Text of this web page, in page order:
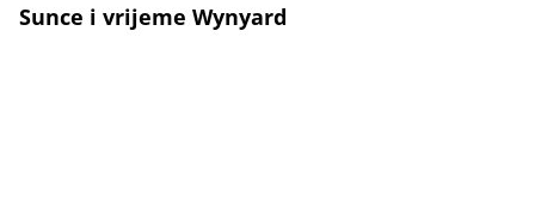
Sunce i vrijeme Wynyard